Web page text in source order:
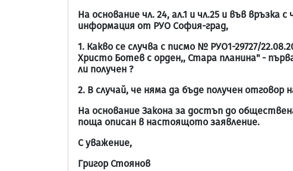
На основание чл. 24, ал.1 и чл.25 и във
информация от РУО София-град,
1. Какво се случва с писмо № РУО1-29727/
Христо Ботев с орден,, Стара планина" -
ли получен ?
2. В случай, че няма да бъде получен
На основание Закона за достъп до
поща описан в настоящото заявление.
С уважение,
Григор Стоянов